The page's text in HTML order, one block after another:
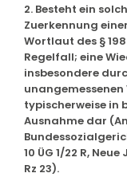
2. Besteht ein
Zuerkennung
Wortlaut des §
Regelfall; eine
insbesondere
typischerweise in
Ausnahme dar
10 ÜG 1/22 R,
Rz 23).